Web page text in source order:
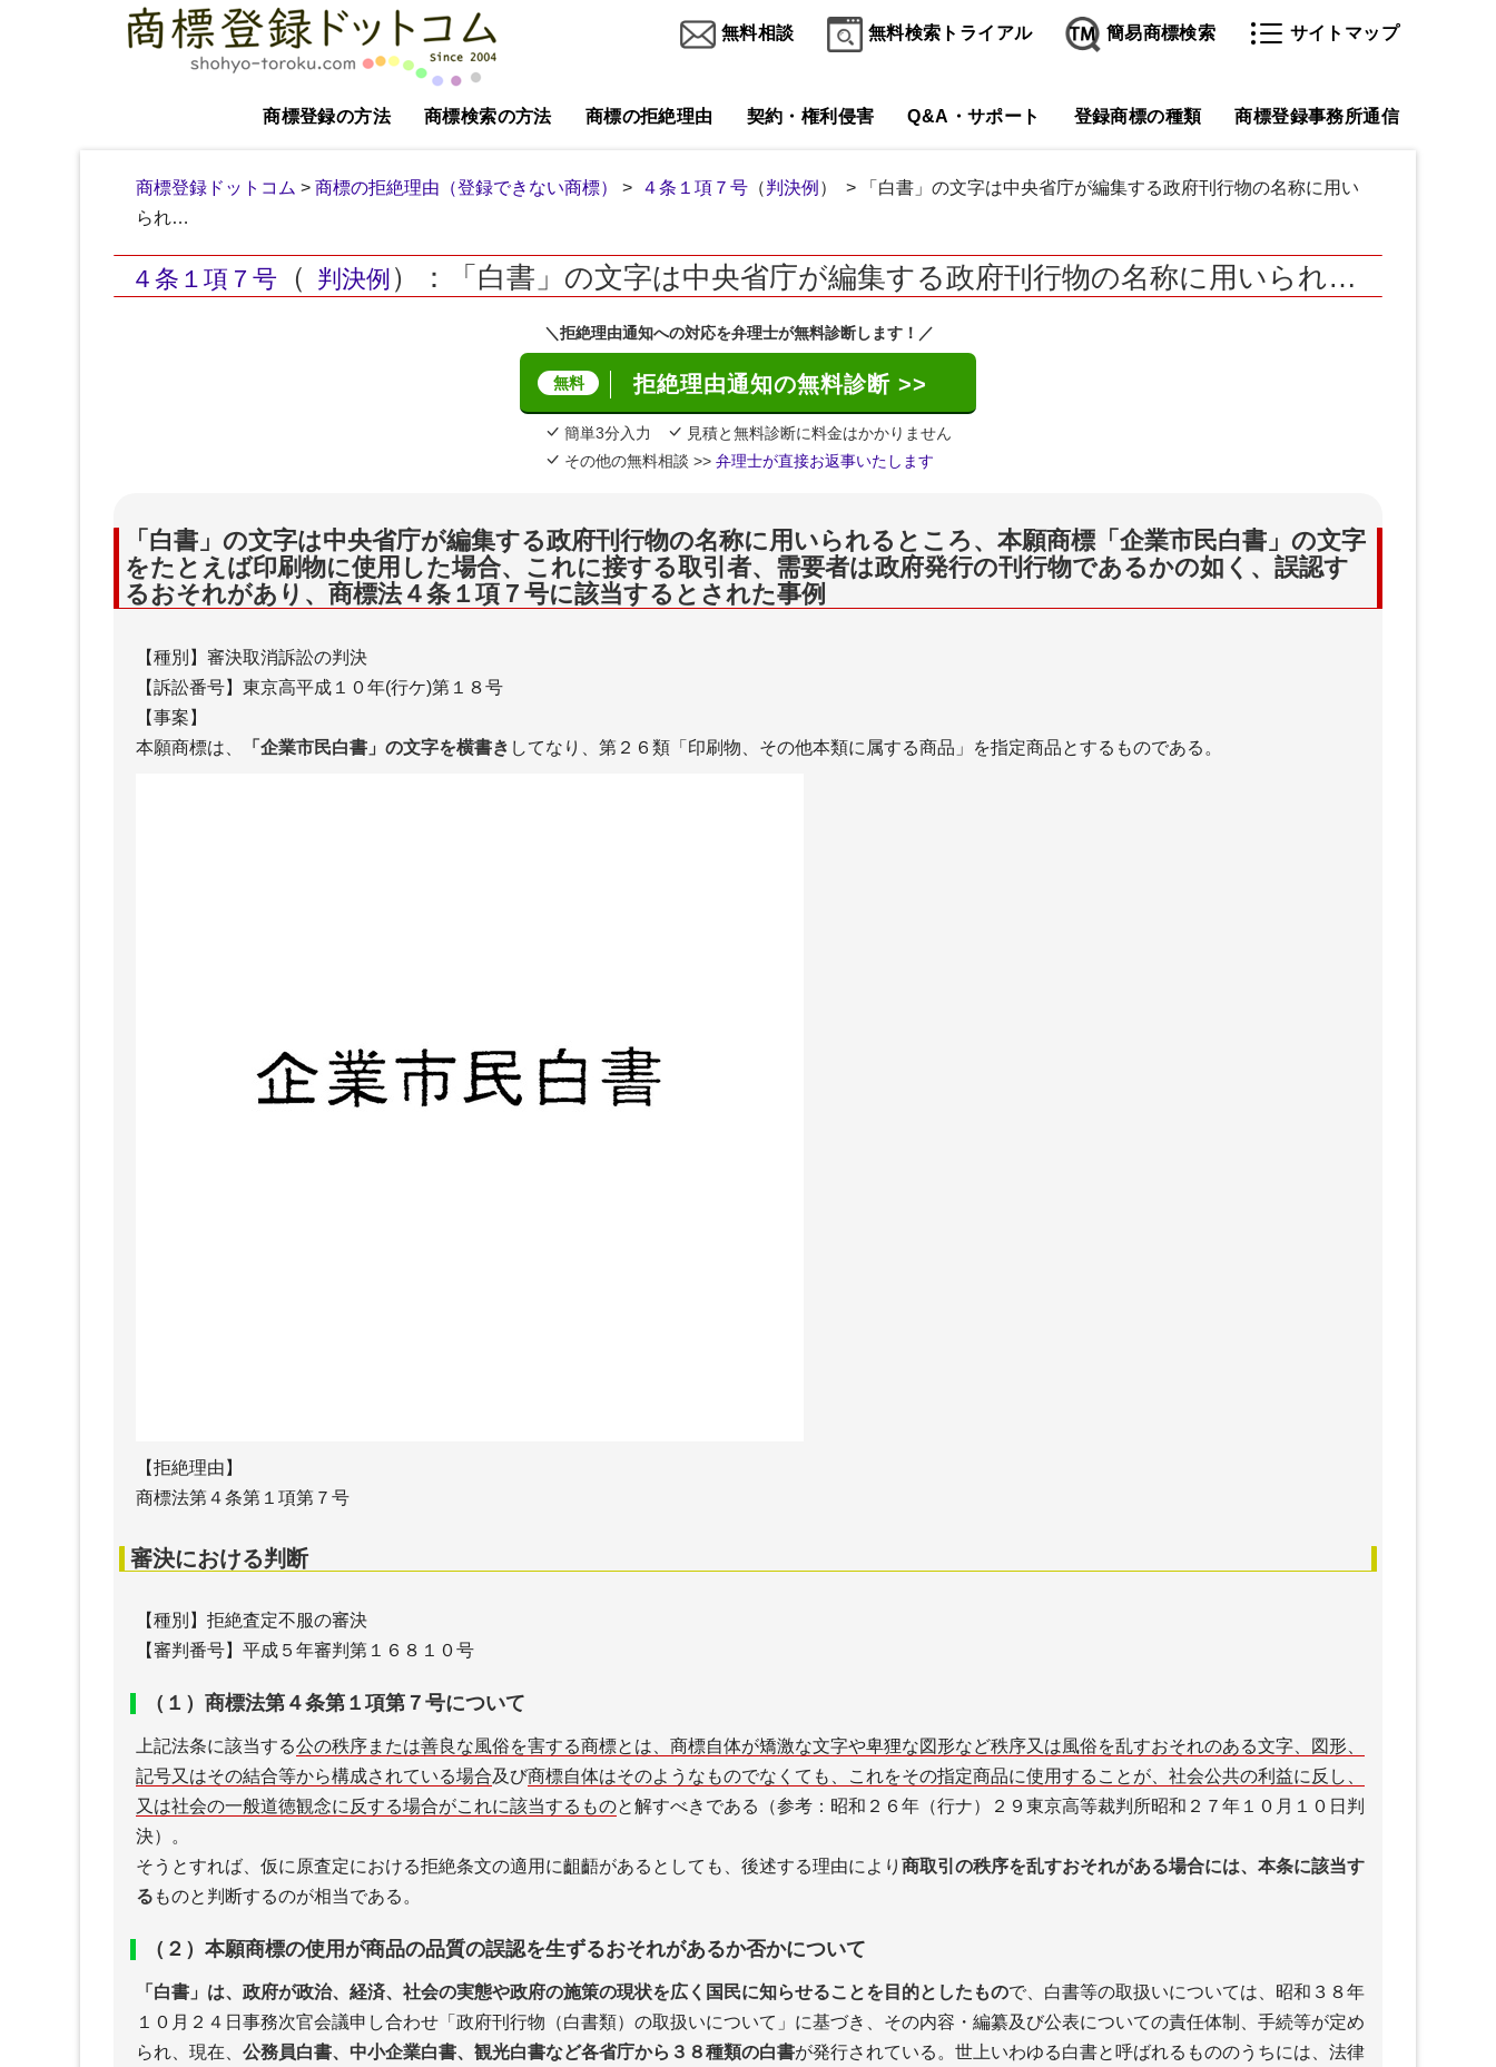
無料相談 無料検索トライアル 簡易商標検索 サイトマップ
商標登録の方法 商標検索の方法 商標の拒絶理由 契約・権利侵害 Q&A・サポート 登録商標の種類 商標登録事務所通信
商標登録ドットコム > 商標の拒絶理由（登録できない商標） > ４条１項７号 （判決例 ） > 「白書」の文字は中央省庁が編集する政府刊行物の名称に用い
られ…
４条１項７号 （ 判決例 ）：「白書」の文字は中央省庁が編集する政府刊行物の名称に用いられ…
＼拒絶理由通知への対応を弁理士が無料診断します！／
無料 拒絶理由通知の無料診断 >>
簡単3分入力
見積と無料診断に料金はかかりません
その他の無料相談 >>弁理士が直接お返事いたします
「白書」の文字は中央省庁が編集する政府刊行物の名称に用いられるところ、本願商標「企業市民白書」の文字
をたとえば印刷物に使用した場合、これに接する取引者、需要者は政府発行の刊行物であるかの如く、誤認す
るおそれがあり、商標法４条１項７号に該当するとされた事例
【種別】審決取消訴訟の判決
【訴訟番号】東京高平成１０年(行ケ)第１８号
【事案】
本願商標は、
「企業市民白書」の文字を横書き してなり、第２６類「印刷物、その他本類に属する商品」を指定商品とするものである。
【拒絶理由】
商標法第４条第１項第７号
審決における判断
【種別】拒絶査定不服の審決
【審判番号】平成５年審判第１６８１０号
（１）商標法第４条第１項第７号について
上記法条に該当する公の秩序または善良な風俗を害する商標とは、商標自体が矯激な文字や卑狸な図形など秩序又は風俗を乱すおそれのある文字、図形、
記号又はその結合等から構成されている場合及び商標自体はそのようなものでなくても、これをその指定商品に使用することが、社会公共の利益に反し、
又は社会の一般道徳観念に反する場合がこれに該当するものと解すべきである（参考：昭和２６年（行ナ）２９東京高等裁判所昭和２７年１０月１０日判
決）。
そうとすれば、仮に原査定における拒絶条文の適用に齟齬があるとしても、後述する理由により 商取引の秩序を乱すおそれがある場合には、本条に該当す
る ものと判断するのが相当である。
（２）本願商標の使用が商品の品質の誤認を生ずるおそれがあるか否かについて
「白書」は、政府が政治、経済、社会の実態や政府の施策の現状を広く国民に知らせることを目的としたもので、白書等の取扱いについては、昭和３８年
１０月２４日事務次官会議申し合わせ「政府刊行物（白書類）の取扱いについて」に基づき、その内容・編纂及び公表についての責任体制、手続等が定め
られ、現在、 公務員白書、中小企業白書、観光白書など各省庁から３８種類の白書が発行されている。世上いわゆる白書と呼ばれるもののうちには、法律